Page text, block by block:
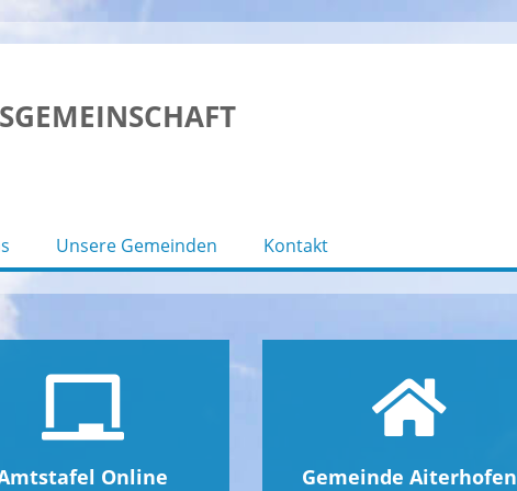
Unsere Gemeinden Kontakt
Online Gemeinde Aiterhofen